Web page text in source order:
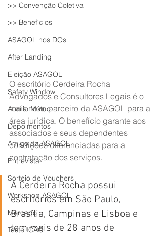
>> Convenção Coletiva
>> Benefícios
ASAGOL nos DOs
After Landing
Eleição ASAGOL
Safety Window
Auxílio Mútuo
Depoimentos
Amigo da ASAGOL
Entrevista
Sorteio de Vouchers
Workshop ASAGOL
Mercado
Teste ICAO
O escritório Cerdeira Rocha
Advogados e Consultores Legais é o
mais novo parceiro da ASAGOL para a
área jurídica. O benefício garante aos
associados e seus dependentes
condições diferenciadas para a
contratação dos serviços.
A Cerdeira Rocha possui
escritórios em São Paulo,
Brasília, Campinas e Lisboa e
tem mais de 28 anos de